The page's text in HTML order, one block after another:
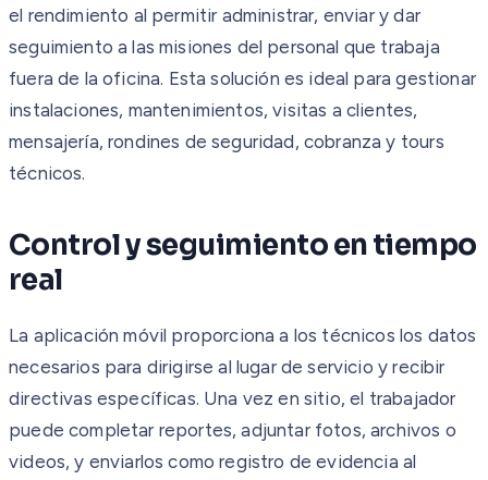
el rendimiento al permitir administrar, enviar y dar
seguimiento a las misiones del personal que trabaja
fuera de la oficina. Esta solución es ideal para gestionar
instalaciones, mantenimientos, visitas a clientes,
mensajería, rondines de seguridad, cobranza y tours
técnicos.
Control y seguimiento en tiempo
real
La aplicación móvil proporciona a los técnicos los datos
necesarios para dirigirse al lugar de servicio y recibir
directivas específicas. Una vez en sitio, el trabajador
puede completar reportes, adjuntar fotos, archivos o
videos, y enviarlos como registro de evidencia al